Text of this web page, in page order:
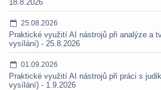
18.8.2026
25.08.2026
Praktické využití AI nástrojů při analýze a
vysílání) - 25.8.2026
01.09.2026
Praktické využití AI nástrojů při práci s
vysílání) - 1.9.2026